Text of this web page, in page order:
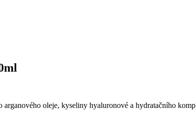
arganového oleje, kyseliny hyaluronové a hydratačního